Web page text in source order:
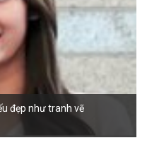
đẹp như tranh vẽ